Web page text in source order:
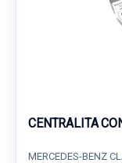
CENTRALITA
MERCEDES-BENZ